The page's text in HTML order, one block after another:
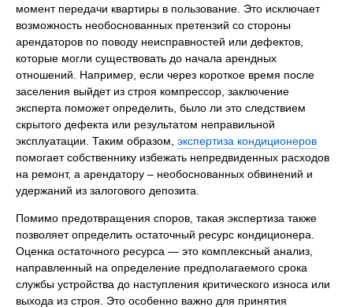
момент передачи квартиры в пользование. Это исключает
возможность необоснованных претензий со стороны
арендаторов по поводу неисправностей или дефектов,
которые могли существовать до начала арендных
отношений. Например, если через короткое время после
заселения выйдет из строя компрессор, заключение
эксперта поможет определить, было ли это следствием
скрытого дефекта или результатом неправильной
эксплуатации. Таким образом, экспертиза кондиционеров
помогает собственнику избежать непредвиденных расходов
на ремонт, а арендатору – необоснованных обвинений и
удержаний из залогового депозита.
Помимо предотвращения споров, такая экспертиза также
позволяет определить остаточный ресурс кондиционера.
Оценка остаточного ресурса — это комплексный анализ,
направленный на определение предполагаемого срока
службы устройства до наступления критического износа или
выхода из строя. Это особенно важно для принятия